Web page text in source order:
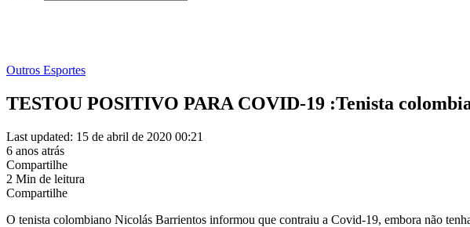
Outros Esportes
TESTOU POSITIVO PARA COVID-19 :Tenista
Last updated: 15 de abril de 2020 00:21
6 anos atrás
Compartilhe
2 Min de leitura
Compartilhe
O tenista colombiano Nicolás Barrientos informou que contraiu a Covid-19, embora não